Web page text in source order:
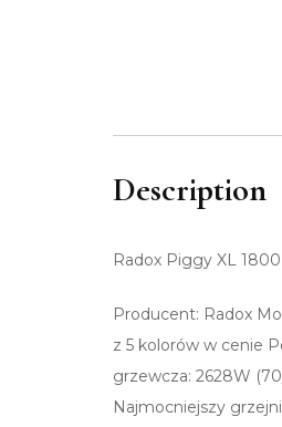
Description
Radox Piggy XL
Producent: Radox
z 5 kolorów w cenie
grzewcza: 2628W
Najmocniejszy